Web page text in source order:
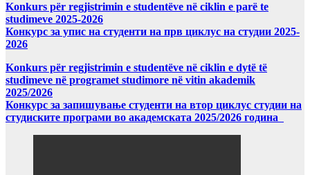
Konkurs për regjistrimin e studentëve në ciklin e parë te
studimeve 2025-2026
Конкурс за упис на студенти на прв циклус на студии 2025-
2026
Konkurs për regjistrimin e studentëve në ciklin e dytë të
studimeve në programet studimore në vitin akademik
2025/2026
Конкурс за запишување студенти на втор циклус студии на
студиските програми во академската 2025/2026 година